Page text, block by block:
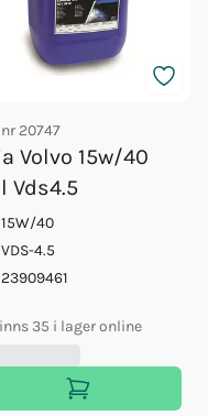
20747
Volvo 15w/40
Vds4.5
15W/40
VDS-4.5
23909461
35 i lager online